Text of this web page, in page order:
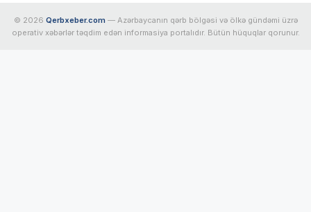
© 2026 Qerbxeber.com — Azərbaycanın qərb bölgəsi və ölkə gündəmi üzrə
operativ xəbərlər təqdim edən informasiya portalıdır. Bütün hüquqlar qorunur.